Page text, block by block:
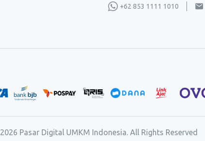
+62 853 1111 1010
2026 Pasar Digital UMKM Indonesia. All Rights Reserved